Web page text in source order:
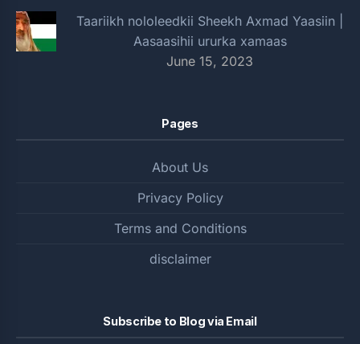
Taariikh nololeedkii Sheekh Axmad Yaasiin |
Aasaasihii ururka xamaas
June 15, 2023
Pages
About Us
Privacy Policy
Terms and Conditions
disclaimer
Subscribe to Blog via Email